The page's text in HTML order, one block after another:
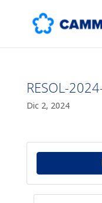
RESOL-
Dic 2, 2024